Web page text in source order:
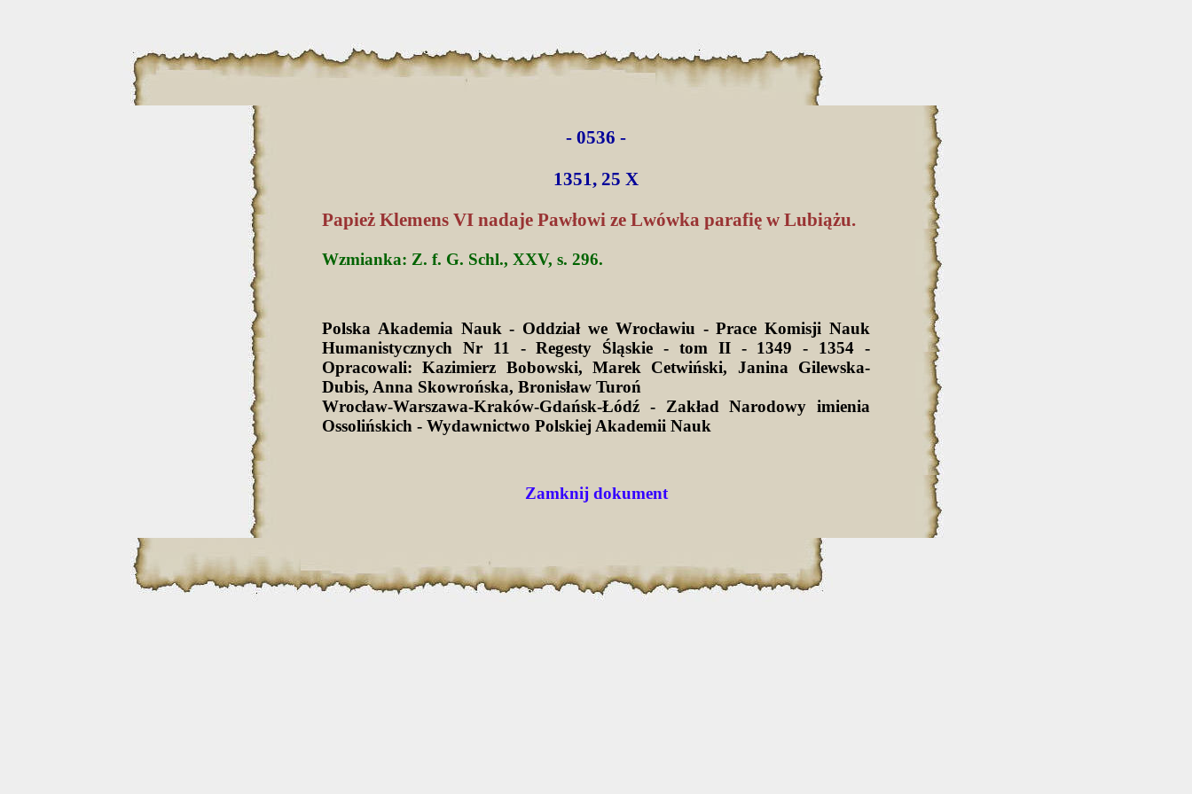
- 0536 -
1351, 25 X
Papież Klemens VI nadaje Pawłowi ze Lwówka parafię w Lubiążu.
Wzmianka: Z. f. G. Schl., XXV, s. 296.
Polska Akademia Nauk - Oddział we Wrocławiu - Prace Komisji Nauk
Humanistycznych Nr 11 - Regesty Śląskie - tom II - 1349 - 1354 -
Opracowali: Kazimierz Bobowski, Marek Cetwiński, Janina Gilewska-
Dubis, Anna Skowrońska, Bronisław Turoń
Wrocław-Warszawa-Kraków-Gdańsk-Łódź - Zakład Narodowy imienia
Ossolińskich - Wydawnictwo Polskiej Akademii Nauk
Zamknij dokument